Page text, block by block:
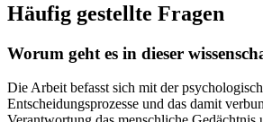
Häufig gestellte Fragen
Worum geht es in dieser
Die Arbeit befasst sich mit der
Entscheidungsprozesse und das damit